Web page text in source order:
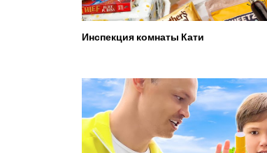
Инспекция комнаты Кати